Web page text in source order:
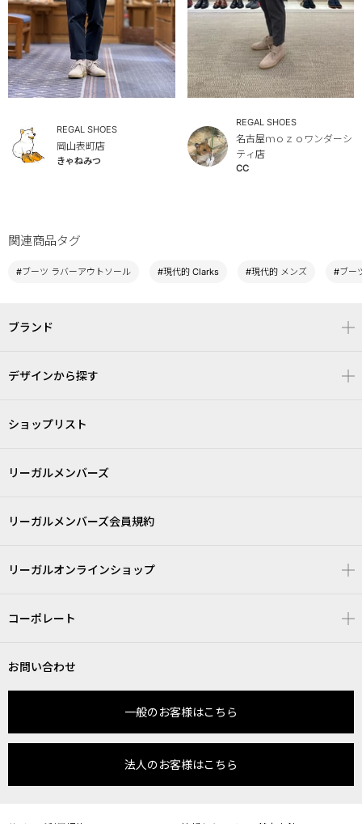
REGAL SHOES
岡山表町店
きゃねみつ
REGAL SHOES
名古屋ｍｏｚｏワンダーシ
ティ店
CC
関連商品タグ
#ブーツ ラバーアウトソール #現代的 Clarks #現代的 メンズ #ブー
ブランド
デザインから探す
ショップリスト
リーガルメンバーズ
リーガルメンバーズ会員規約
リーガルオンラインショップ
コーポレート
お問い合わせ
一般のお客様はこちら
法人のお客様はこちら